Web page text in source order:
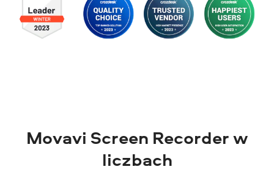
Movavi Screen Recorderw
liczbach